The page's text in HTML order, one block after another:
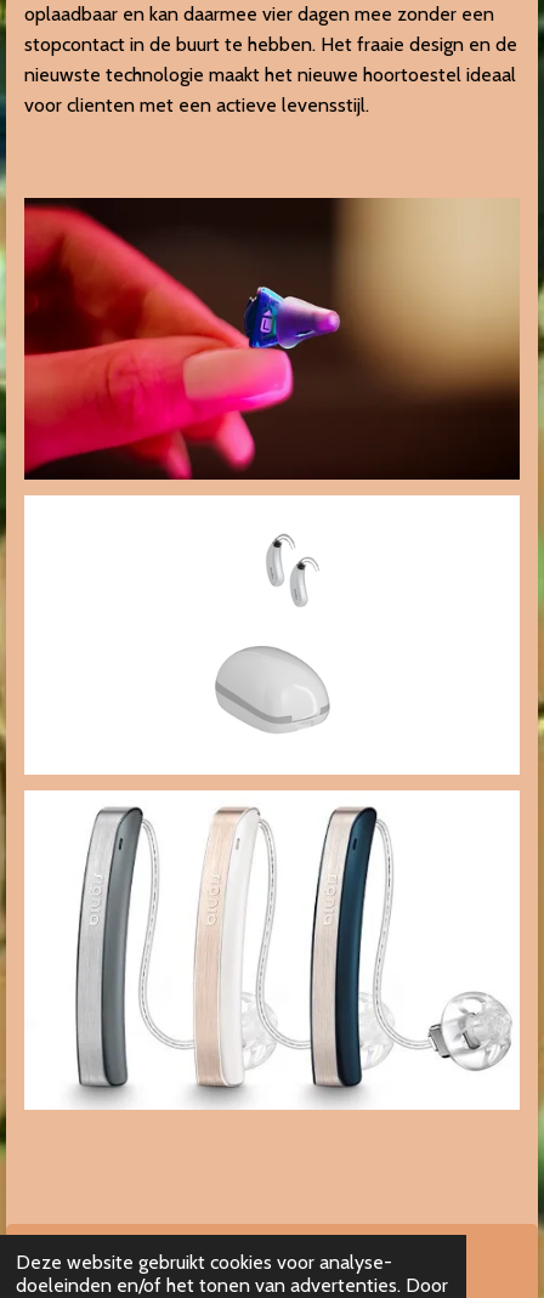
Deze website gebruikt cookies voor analyse-
doeleinden en/of het tonen van advertenties. Door
oplaadbaar en kan daarmee vier dagen mee zonder een
stopcontact in de buurt te hebben. Het fraaie design en de
nieuwste technologie maakt het nieuwe hoortoestel ideaal
voor clienten met een actieve levensstijl.